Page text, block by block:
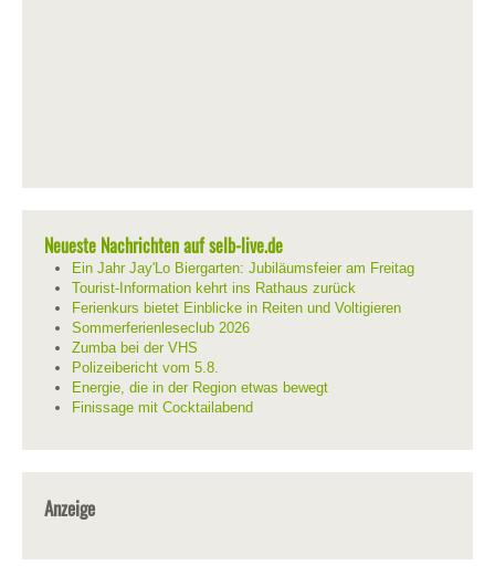
Neueste Nachrichten auf selb-live.de
Ein Jahr Jay'Lo Biergarten: Jubiläumsfeier am Freitag
Tourist-Information kehrt ins Rathaus zurück
Ferienkurs bietet Einblicke in Reiten und Voltigieren
Sommerferienleseclub 2026
Zumba bei der VHS
Polizeibericht vom 5.8.
Energie, die in der Region etwas bewegt
Finissage mit Cocktailabend
Anzeige